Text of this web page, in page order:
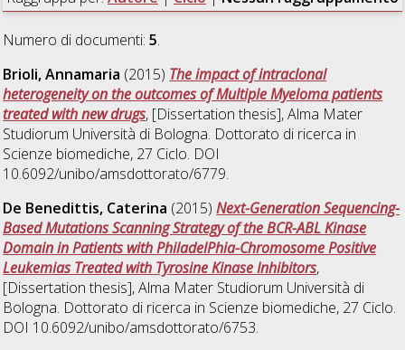
Numero di documenti:5.
Brioli, Annamaria (2015) The impact of intraclonal
heterogeneity on the outcomes of Multiple Myeloma patients
treated with new drugs, [Dissertation thesis], Alma Mater
Studiorum Università di Bologna. Dottorato di ricerca in
Scienze biomediche, 27 Ciclo. DOI
10.6092/unibo/amsdottorato/6779.
De Benedittis, Caterina (2015)Next-Generation Sequencing-
Based Mutations Scanning Strategy of the BCR-ABL Kinase
Domain in Patients with PhiladelPhia-Chromosome Positive
Leukemias Treated with Tyrosine Kinase Inhibitors,
[Dissertation thesis], Alma Mater Studiorum Università di
Bologna. Dottorato di ricerca in Scienze biomediche, 27 Ciclo.
DOI 10.6092/unibo/amsdottorato/6753.